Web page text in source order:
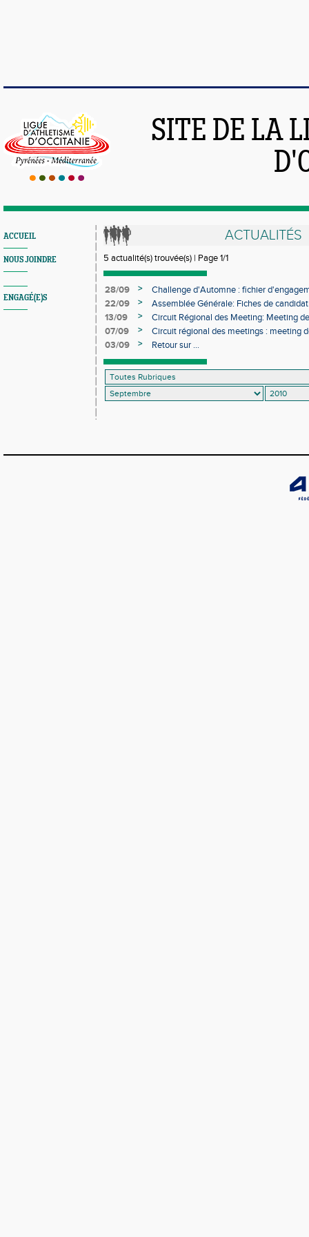
SITE DE LA
ACCUEIL
NOUS JOINDRE
ENGAGÉ(E)S
ACTUALITÉS
5 actualité(s) trouvée(s) | Page 1/1
28/09 >
Challenge d'Automne : fichier
22/09
>
Assemblée Générale: Fiches de
13/09
>
Circuit Régional des Meeting: Meeting
07/09
>
Circuit régional des meetings : meeting
03/09
> Retour sur ...